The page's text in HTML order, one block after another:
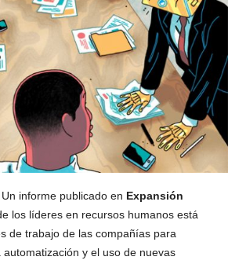
informe publicado en Expansión
los líderes en recursos humanos está
de trabajo de las compañías para
y el uso de nuevas